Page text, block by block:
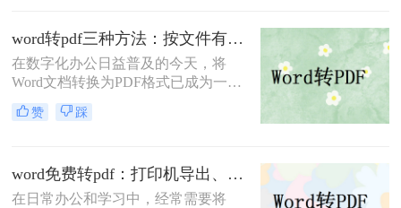
转换pdf呢？本文将介绍三种常用的方
法来实现这一转换。
word转pdf三种方法：按文件有没有图片和公式分开选！
在数字化办公日益普及的今天，将
Word文档转换为PDF格式已成为一项
基本且重要的技能。PDF格式因其跨
平台兼容性、格式稳定性和安全性，
三种将Word转换为PDF的方法。
赞 踩
word免费转pdf：打印机导出、Word自带、在线工具三选一！
在日常办公和学习中，经常需要将